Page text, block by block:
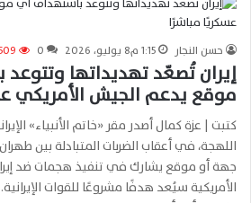
حسن النجار 1:15 م8 يوليو، 2026 0
إيران تُصعّد تهديداتها
موقع يدعم الجيش الأمريكي
كتبت | عزة كمال أصدر مقر «خاتم الأنبياء»
اللهجة، في أعقاب الضربات المتبادلة بين
جهة أو موقع يشارك في تنفيذ هجمات ضد
الأمريكية سيُعد هدفًا مشروعًا للقوات